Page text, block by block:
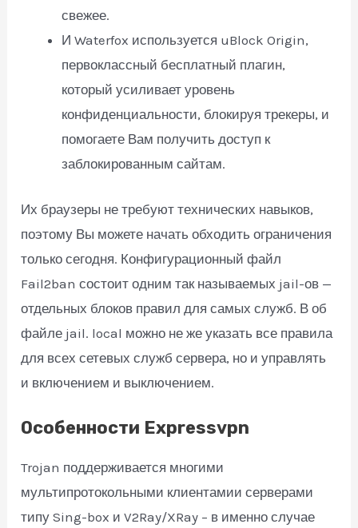
свежее.
И Waterfox используется uBlock Origin,
первоклассный бесплатный плагин,
который усиливает уровень
конфиденциальности, блокируя трекеры, и
помогаете Вам получить доступ к
заблокированным сайтам.
Их браузеры не требуют технических навыков,
поэтому Вы можете начать обходить ограничения
только сегодня. Конфигурационный файл
Fail2ban состоит одним так называемых jail-ов —
отдельных блоков правил для самых служб. В об
файле jail. local можно не же указать все правила
для всех сетевых служб сервера, но и управлять
и включением и выключением.
Особенности Expressvpn
Trojan поддерживается многими
мультипротокольными клиентамии серверами
типу Sing-box и V2Ray/XRay – в именно случае